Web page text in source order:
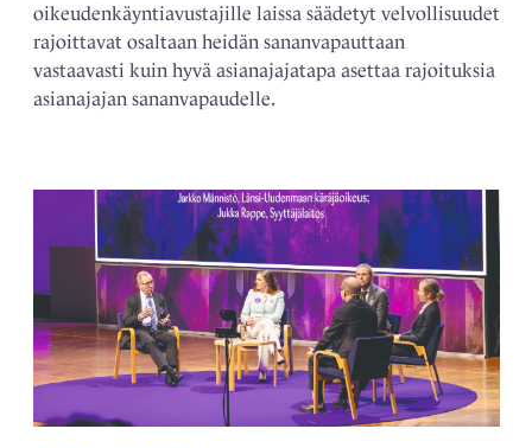
oikeudenkäyntiavustajille laissa säädetyt velvollisuudet
rajoittavat osaltaan heidän sananvapauttaan
vastaavasti kuin hyvä asianajajatapa asettaa rajoituksia
asianajajan sananvapaudelle.